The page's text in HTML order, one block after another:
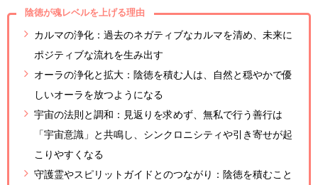
陰徳が魂レベルを上げる理由
カルマの浄化：過去のネガティブなカルマを清め、未来に
ポジティブな流れを生み出す
オーラの浄化と拡大：陰徳を積む人は、自然と穏やかで優
しいオーラを放つようになる
宇宙の法則と調和：見返りを求めず、無私で行う善行は
「宇宙意識」と共鳴し、シンクロニシティや引き寄せが起
こりやすくなる
守護霊やスピリットガイドとのつながり：陰徳を積むこと